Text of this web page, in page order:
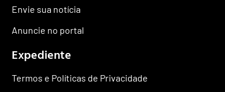
Envie sua notícia
Anuncie no portal
Expediente
Termos e Políticas de Privacidade